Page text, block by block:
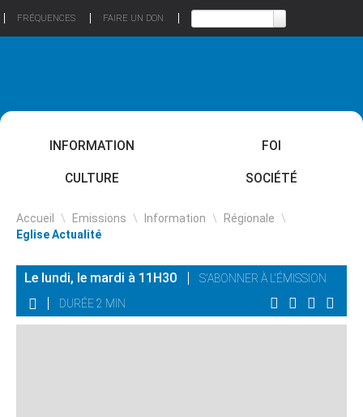
FRÉQUENCES FAIRE UN DON
INFORMATION FOI
CULTURE SOCIÉTÉ
Accueil \ Emissions \ Information \ Régionale \
Eglise Actualité
Le lundi, le mardi à 11H30
S'ABONNER À L'ÉMISSION
DURÉE 2 MIN